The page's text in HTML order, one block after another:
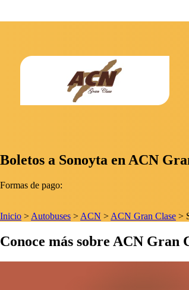
Boletos a Sonoyta en ACN
Formas de pago:
Inicio > Autobuses > ACN > ACN Gran Clase >
Conoce más sobre ACN Gran